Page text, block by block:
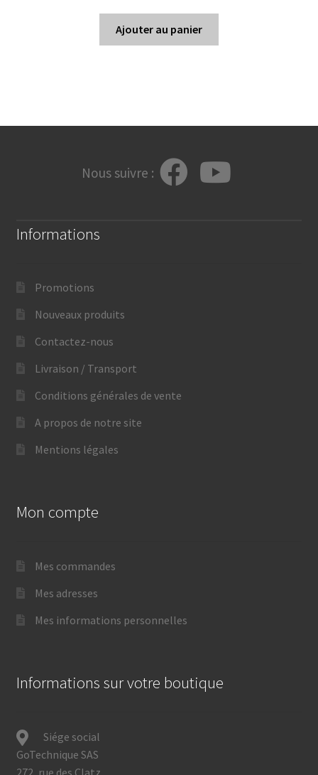
Ajouter au panier
Nous suivre :
Informations
Promotions
Nouveaux produits
Contactez-nous
Livraison / Transport
Conditions générales de vente
A propos de notre site
Mentions légales
Mon compte
Mes commandes
Mes adresses
Mes informations personnelles
Informations sur votre boutique
Siége social
GoTechnique SAS